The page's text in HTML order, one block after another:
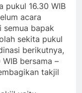
pukul 16.30 WIB
acara
bapak
sekita pukul
berikutnya,
bersama –
takjil